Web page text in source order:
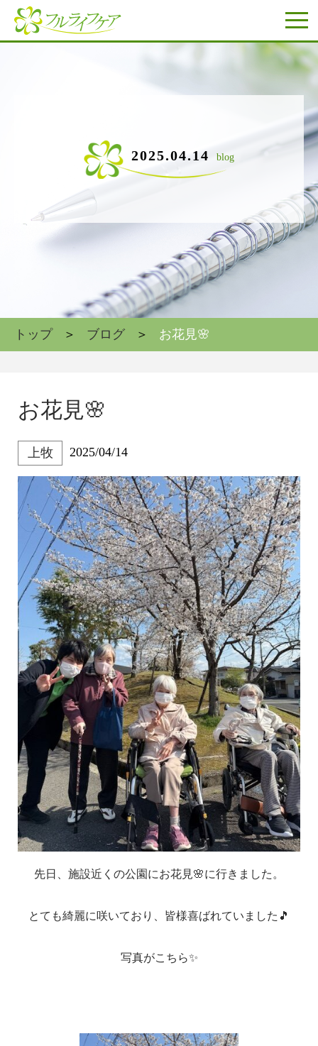
2025.04.14 blog
トップ ブログ お花見🌸
お花見🌸
上牧 2025/04/14
先日、施設近くの公園にお花見🌸に行きました。
とても綺麗に咲いており、皆様喜ばれていました🎵
写真がこちら✨